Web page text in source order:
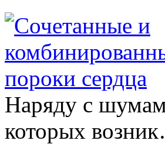
Наряду с
которых